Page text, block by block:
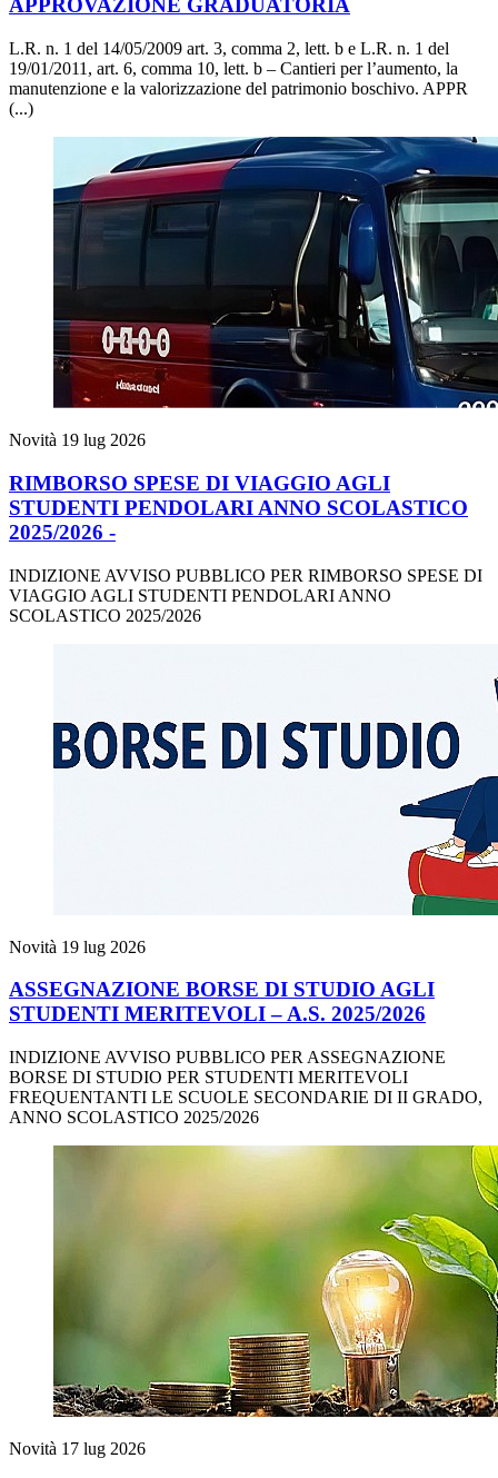
APPROVAZIONE GRADUATORIA
L.R. n. 1 del 14/05/2009 art. 3, comma 2, lett. b e L.R. n. 1 del
19/01/2011, art. 6, comma 10, lett. b – Cantieri per l’aumento, la
manutenzione e la valorizzazione del patrimonio boschivo. APPR
(...)
Novità 19 lug 2026
RIMBORSO SPESE DI VIAGGIO AGLI
STUDENTI PENDOLARI ANNO SCOLASTICO
2025/2026 -
INDIZIONE AVVISO PUBBLICO PER RIMBORSO SPESE DI
VIAGGIO AGLI STUDENTI PENDOLARI ANNO
SCOLASTICO 2025/2026
Novità 19 lug 2026
ASSEGNAZIONE BORSE DI STUDIO AGLI
STUDENTI MERITEVOLI – A.S. 2025/2026
INDIZIONE AVVISO PUBBLICO PER ASSEGNAZIONE
BORSE DI STUDIO PER STUDENTI MERITEVOLI
FREQUENTANTI LE SCUOLE SECONDARIE DI II GRADO,
ANNO SCOLASTICO 2025/2026
Novità 17 lug 2026